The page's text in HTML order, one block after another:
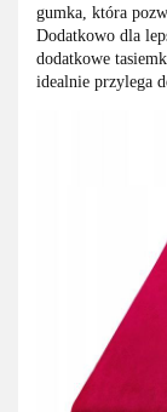
gumka, która
Dodatkowo dla
dodatkowe
idealnie przylega